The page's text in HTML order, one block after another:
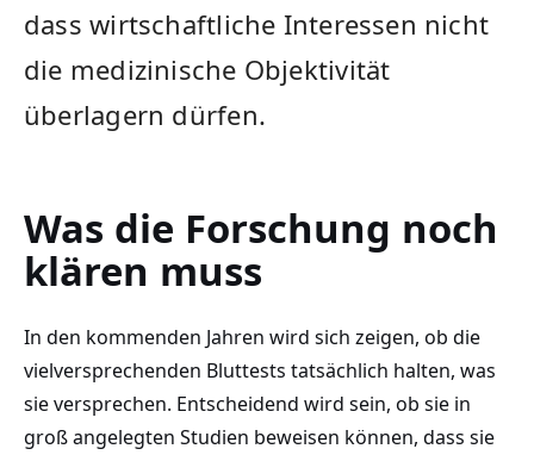
dass wirtschaftliche Interessen nicht
die medizinische Objektivität
überlagern dürfen.
Was die Forschung noch
klären muss
In den kommenden Jahren wird sich zeigen, ob die
vielversprechenden Bluttests tatsächlich halten, was
sie versprechen. Entscheidend wird sein, ob sie in
groß angelegten Studien beweisen können, dass sie